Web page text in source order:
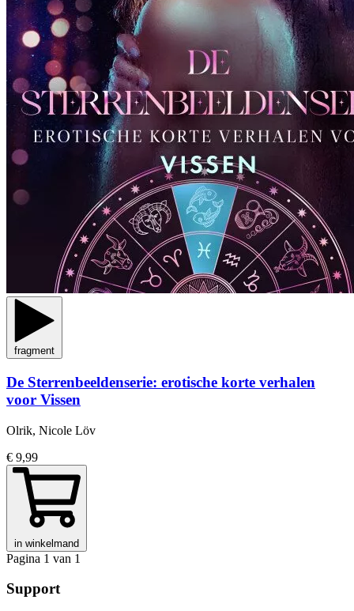
fragment
De Sterrenbeeldenserie: erotische korte verhalen
voor Vissen
Olrik, Nicole Löv
€ 9,99
in winkelmand
Pagina 1 van 1
Support